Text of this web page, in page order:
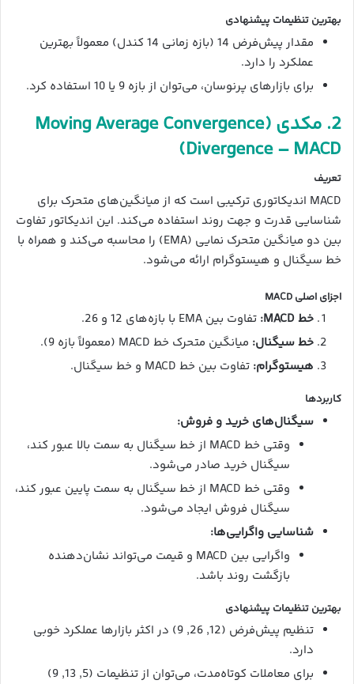
بهترین تنظیمات پیشنهادی
مقدار پیش‌فرض 14 (بازه زمانی 14 کندل) معمولاً بهترین
عملکرد را دارد.
برای بازارهای پرنوسان، می‌توان از بازه 9 یا 10 استفاده کرد.
2. مکدی (Moving Average Convergence
Divergence – MACD)
تعریف
MACD اندیکاتوری ترکیبی است که از میانگین‌های متحرک برای
شناسایی قدرت و جهت روند استفاده می‌کند. این اندیکاتور تفاوت
بین دو میانگین متحرک نمایی (EMA) را محاسبه می‌کند و همراه با
خط سیگنال و هیستوگرام ارائه می‌شود.
اجزای اصلی MACD
خط MACD:
تفاوت بین EMA با بازه‌های 12 و 26.
خط سیگنال: میانگین متحرک خط MACD (معمولاً بازه 9).
هیستوگرام: تفاوت بین خط MACD و خط سیگنال.
کاربردها
سیگنال‌های خرید و فروش:
وقتی خط MACD از خط سیگنال به سمت بالا عبور کند،
سیگنال خرید صادر می‌شود.
وقتی خط MACD از خط سیگنال به سمت پایین عبور کند،
سیگنال فروش ایجاد می‌شود.
شناسایی واگرایی‌ها:
واگرایی بین MACD و قیمت می‌تواند نشان‌دهنده
بازگشت روند باشد.
بهترین تنظیمات پیشنهادی
تنظیم پیش‌فرض (12, 26, 9) در اکثر بازارها عملکرد خوبی
دارد.
برای معاملات کوتاه‌مدت، می‌توان از تنظیمات (5, 13, 9)